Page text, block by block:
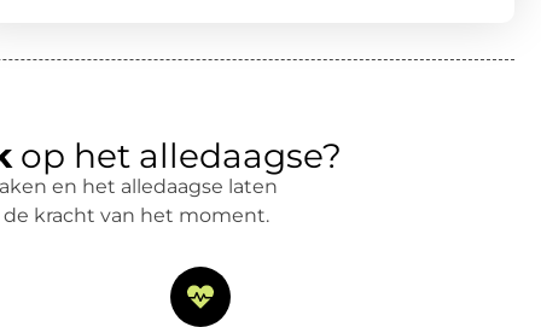
op het alledaagse?
en het alledaagse laten
de kracht van het moment.